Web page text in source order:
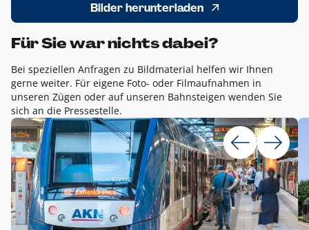
Bilder herunterladen
Für Sie war nichts dabei?
Bei speziellen Anfragen zu Bildmaterial helfen wir Ihnen
gerne weiter. Für eigene Foto- oder Filmaufnahmen in
unseren Zügen oder auf unseren Bahnsteigen wenden Sie
sich an die Pressestelle.